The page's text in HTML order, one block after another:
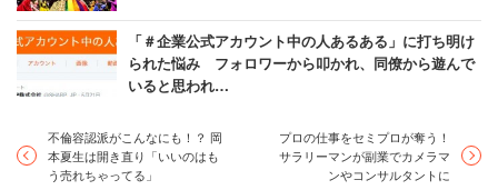
「＃企業公式アカウント中の人あるある」に打ち明け
られた悩み フォロワーから叩かれ、同僚から遊んで
いると思われ…
不倫容認派がこんなにも！？ 岡
本夏生は開き直り「いいのはも
う売れちゃってる」
プロの仕事をセミプロが奪う！
サラリーマンが副業でカメラマ
ンやコンサルタントに